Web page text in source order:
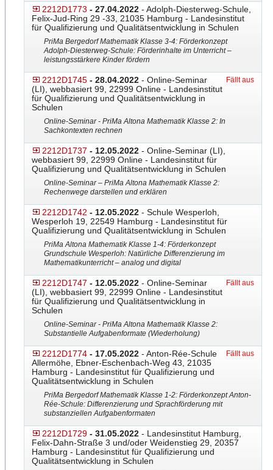
2212D1773 - 27.04.2022 - Adolph-Diesterweg-Schule,
Felix-Jud-Ring 29 -33, 21035 Hamburg - Landesinstitut
für Qualifizierung und Qualitätsentwicklung in Schulen
PriMa Bergedorf Mathematik Klasse 3-4: Förderkonzept
Adolph-Diesterweg-Schule: Förderinhalte im Unterricht –
leistungsstärkere Kinder fördern
2212D1745 - 28.04.2022 - Online-Seminar
(LI), webbasiert 99, 22999 Online - Landesinstitut
für Qualifizierung und Qualitätsentwicklung in
Schulen
Fällt aus
Online-Seminar - PriMa Altona Mathematik Klasse 2: In
Sachkontexten rechnen
2212D1737 - 12.05.2022 - Online-Seminar (LI),
webbasiert 99, 22999 Online - Landesinstitut für
Qualifizierung und Qualitätsentwicklung in Schulen
Online-Seminar – PriMa Altona Mathematik Klasse 2:
Rechenwege darstellen und erklären
2212D1742 - 12.05.2022 - Schule Wesperloh,
Wesperloh 19, 22549 Hamburg - Landesinstitut für
Qualifizierung und Qualitätsentwicklung in Schulen
PriMa Altona Mathematik Klasse 1-4: Förderkonzept
Grundschule Wesperloh: Natürliche Differenzierung im
Mathematikunterricht – analog und digital
2212D1747 - 12.05.2022 - Online-Seminar
(LI), webbasiert 99, 22999 Online - Landesinstitut
für Qualifizierung und Qualitätsentwicklung in
Schulen
Fällt aus
Online-Seminar - PriMa Altona Mathematik Klasse 2:
Substantielle Aufgabenformate (Wiederholung)
2212D1774 - 17.05.2022 - Anton-Rée-Schule
Allermöhe, Ebner-Eschenbach-Weg 43, 21035
Hamburg - Landesinstitut für Qualifizierung und
Qualitätsentwicklung in Schulen
Fällt aus
PriMa Bergedorf Mathematik Klasse 1-2: Förderkonzept Anton-
Rée-Schule: Differenzierung und Sprachförderung mit
substanziellen Aufgabenformaten
2212D1729 - 31.05.2022 - Landesinstitut Hamburg,
Felix-Dahn-Straße 3 und/oder Weidenstieg 29, 20357
Hamburg - Landesinstitut für Qualifizierung und
Qualitätsentwicklung in Schulen